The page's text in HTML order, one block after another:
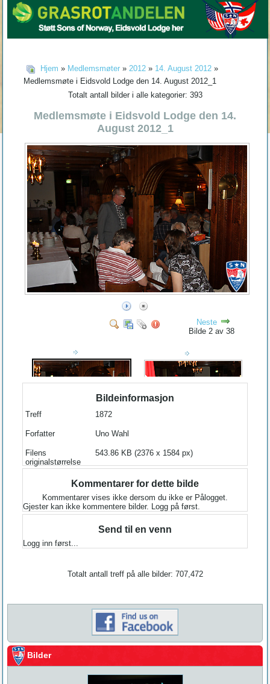
Hjem » Medlemsmøter» 2012» 14. August 2012»
Medlemsmøte i Eidsvold Lodge den 14. August 2012_1
Totalt antall bilder i alle kategorier: 393
Medlemsmøte i Eidsvold Lodge den 14.
August 2012_1
Neste
Bilde 2 av 38
Bildeinformasjon
Treff 1872
Forfatter Uno Wahl
Filens
originalstørrelse
543.86 KB (2376 x 1584 px)
Kommentarer for dette bilde
Kommentarer vises ikke dersom du ikke er Pålogget.
Gjester kan ikke kommentere bilder. Logg på først.
Send til en venn
Logg inn først...
Totalt antall treff på alle bilder: 707,472
Bilder